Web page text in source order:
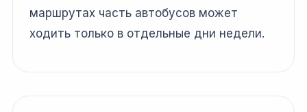
маршрутах часть автобусов может
ходить только в отдельные дни недели.